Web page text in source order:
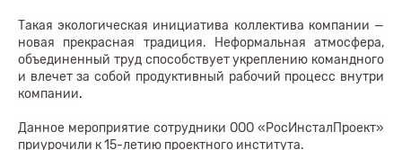
Такая экологическая инициатива коллектива компании —
новая прекрасная традиция. Неформальная атмосфера,
объединенный труд способствует укреплению командного
и влечет за собой продуктивный рабочий процесс внутри
компании.
Данное мероприятие сотрудники ООО «РосИнсталПроект»
приурочили к 15-летию проектного института.